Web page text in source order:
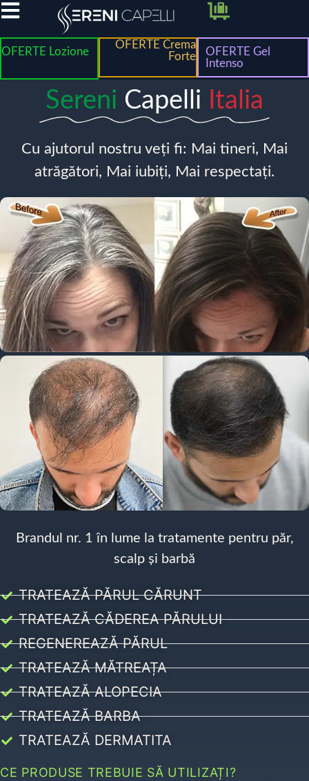
OFERTE Lozione
OFERTE Crema
Forte
OFERTE Gel
Intenso
Sereni Capelli Italia
Cu ajutorul nostru veți fi: Mai tineri, Mai
atrăgători, Mai iubiți, Mai respectați.
Brandul nr. 1 în lume la tratamente pentru păr,
scalp și barbă
TRATEAZĂ PĂRUL CĂRUNT
TRATEAZĂ CĂDEREA PĂRULUI
REGENEREAZĂ PĂRUL
TRATEAZĂ MĂTREAȚA
TRATEAZĂ ALOPECIA
TRATEAZĂ BARBA
TRATEAZĂ DERMATITA
CE PRODUSE TREBUIE SĂ UTILIZAȚI?